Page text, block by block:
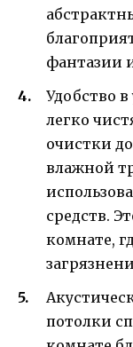
фантазии
Удобство
легко
очистки
влажной
средств.
комнате,
потолки